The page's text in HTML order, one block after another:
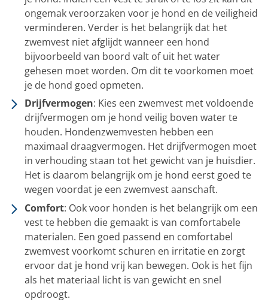
ongemak veroorzaken voor je hond en de veiligheid
verminderen. Verder is het belangrijk dat het
zwemvest niet afglijdt wanneer een hond
bijvoorbeeld van boord valt of uit het water
gehesen moet worden. Om dit te voorkomen moet
je de hond goed opmeten.
Drijfvermogen: Kies een zwemvest met voldoende
drijfvermogen om je hond veilig boven water te
houden. Hondenzwemvesten hebben een
maximaal draagvermogen. Het drijfvermogen moet
in verhouding staan tot het gewicht van je huisdier.
Het is daarom belangrijk om je hond eerst goed te
wegen voordat je een zwemvest aanschaft.
Comfort: Ook voor honden is het belangrijk om een
vest te hebben die gemaakt is van comfortabele
materialen. Een goed passend en comfortabel
zwemvest voorkomt schuren en irritatie en zorgt
ervoor dat je hond vrij kan bewegen. Ook is het fijn
als het materiaal licht is van gewicht en snel
opdroogt.